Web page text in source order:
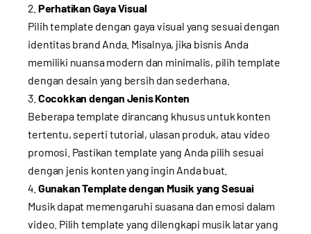
Perhatikan Gaya Visual
Pilih template dengan gaya visual yang sesuai dengan
identitas brand Anda. Misalnya, jika bisnis Anda
memiliki nuansa modern dan minimalis, pilih template
dengan desain yang bersih dan sederhana.
Cocokkan dengan Jenis Konten
Beberapa template dirancang khusus untuk konten
tertentu, seperti tutorial, ulasan produk, atau video
promosi. Pastikan template yang Anda pilih sesuai
dengan jenis konten yang ingin Anda buat.
Gunakan Template dengan Musik yang Sesuai
Musik dapat memengaruhi suasana dan emosi dalam
video. Pilih template yang dilengkapi musik latar yang